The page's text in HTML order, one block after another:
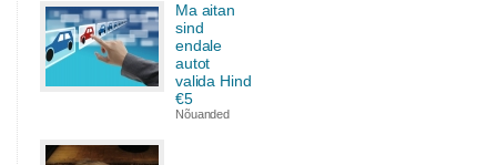
Ma aitan
sind
endale
autot
valida Hind
€5
Nõuanded